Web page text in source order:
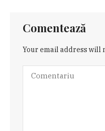
Comentează
Your email address will